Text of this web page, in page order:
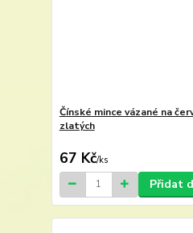
Čínské mince vázané na
zlatých
67 Kč/ks
Přidat